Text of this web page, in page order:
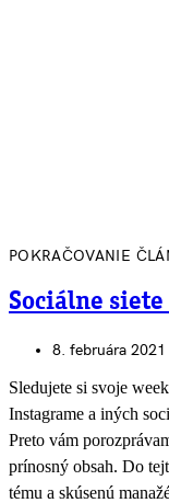
POKRAČOVANIE
Sociálne
8. februára 2021
Sledujete si svoje
Instagrame a iných
Preto vám
prínosný obsah. Do
tému a skúsenú